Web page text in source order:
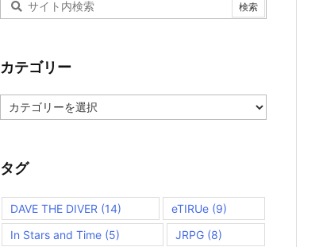
カテゴリー
テ
ー
タグ
DAVE THE DIVER (14) eTIRUe (9)
In Stars and Time (5) JRPG(8)